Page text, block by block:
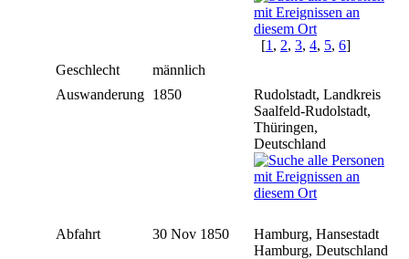
[1 , 2, 3, 4, 5, 6]
Geschlecht
männlich
Auswanderung 1850
Rudolstadt, Landkreis
Saalfeld-Rudolstadt,
Thüringen,
Deutschland
Abfahrt 30 Nov 1850
Hamburg, Hansestadt
Hamburg, Deutschland